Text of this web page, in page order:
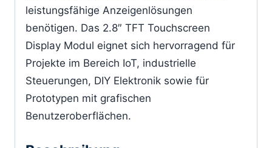
leistungsfähige Anzeigenlösungen
benötigen. Das 2.8″ TFT Touchscreen
Display Modul eignet sich hervorragend für
Projekte im Bereich IoT, industrielle
Steuerungen, DIY Elektronik sowie für
Prototypen mit grafischen
Benutzeroberflächen.